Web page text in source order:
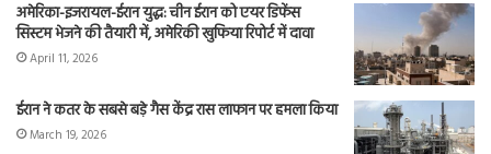
अमेरिका-इजरायल-ईरान युद्ध: चीन ईरान को एयर डिफेंस
सिस्टम भेजने की तैयारी में, अमेरिकी खुफिया रिपोर्ट में दावा
April 11, 2026
ईरान ने कतर के सबसे बड़े गैस केंद्र रास लाफान पर हमला किया
March 19, 2026